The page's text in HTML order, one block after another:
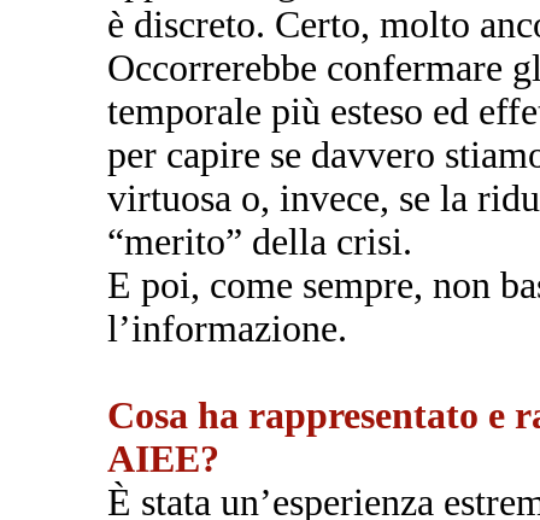
è discreto. Certo, molto
Occorrerebbe confermare
temporale più esteso ed
per capire se davvero
virtuosa o, invece, se la
“merito” della crisi.
E poi, come sempre, non
l’informazione.
Cosa ha rappresentato e
AIEE?
È stata un’esperienza